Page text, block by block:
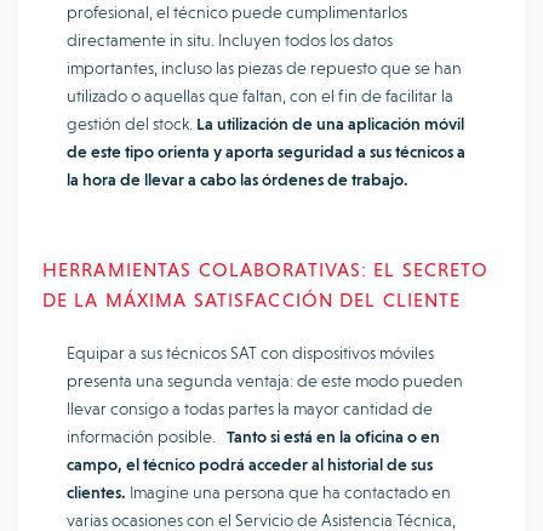
profesional, el técnico puede cumplimentarlos
directamente in situ. Incluyen todos los datos
importantes, incluso las piezas de repuesto que se han
utilizado o aquellas que faltan, con el fin de facilitar la
gestión del stock. La utilización de una aplicación móvil
de este tipo orienta y aporta seguridad a sus técnicos a
la hora de llevar a cabo las órdenes de trabajo.
HERRAMIENTAS COLABORATIVAS: EL SECRETO
DE LA MÁXIMA SATISFACCIÓN DEL CLIENTE
Equipar a sus técnicos SAT con dispositivos móviles
presenta una segunda ventaja: de este modo pueden
llevar consigo a todas partes la mayor cantidad de
información posible. Tanto si está en la oficina o en
campo, el técnico podrá acceder al historial de sus
clientes. Imagine una persona que ha contactado en
varias ocasiones con el Servicio de Asistencia Técnica,